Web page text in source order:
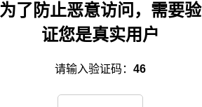
为了防止恶意访问，需要验
证您是真实用户
请输入验证码： 46